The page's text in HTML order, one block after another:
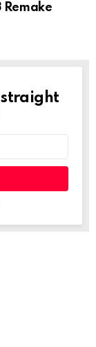
Remake
straight